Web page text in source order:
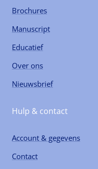
Brochures
Manuscript
Educatief
Over ons
Nieuwsbrief
Hulp & contact
Account & gegevens
Contact